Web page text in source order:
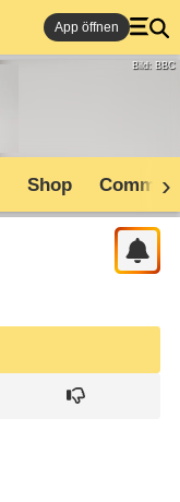
App öffnen
Bild: BBC
Shop